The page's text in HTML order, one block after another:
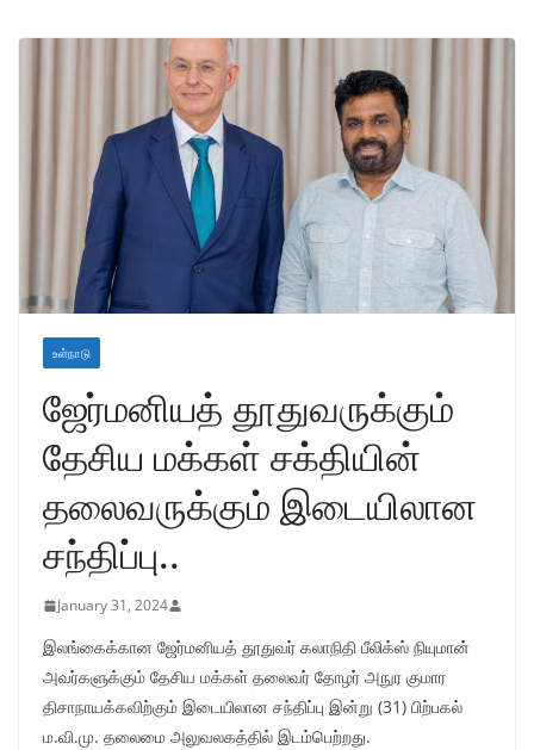
உள்நாடு
ஜேர்மனியத் தூதுவருக்கும்
தேசிய மக்கள் சக்தியின்
தலைவருக்கும் இடையிலான
சந்திப்பு..
January 31, 2024
இலங்கைக்கான ஜேர்மனியத் தூதுவர் கலாநிதி பீலிக்ஸ் நியுமான்
அவர்களுக்கும் தேசிய மக்கள் தலைவர் தோழர் அநுர குமார
திசாநாயக்கவிற்கும் இடையிலான சந்திப்பு இன்று (31) பிற்பகல்
ம.வி.மு. தலைமை அலுவலகத்தில் இடம்பெற்றது.